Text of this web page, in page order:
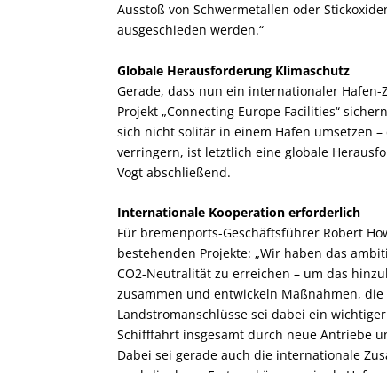
Ausstoß von Schwermetallen oder
ausgeschieden werden.“
Globale Herausforderung Klimaschutz
Gerade, dass nun ein internationaler
Projekt „Connecting Europe Facilities“
sich nicht solitär in einem Hafen umsetzen
verringern, ist letztlich eine globale
Vogt abschließend.
Internationale Kooperation erforderlich
Für bremenports-Geschäftsführer Robert
bestehenden Projekte: „Wir haben das
CO2-Neutralität zu erreichen – um das
zusammen und entwickeln Maßnahmen,
Landstromanschlüsse sei dabei ein
Schifffahrt insgesamt durch neue Antriebe
Dabei sei gerade auch die internationale